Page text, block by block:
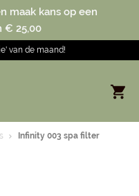
maak kans op een
€ 25,00
van de maand!
Infinity 003 spa filter